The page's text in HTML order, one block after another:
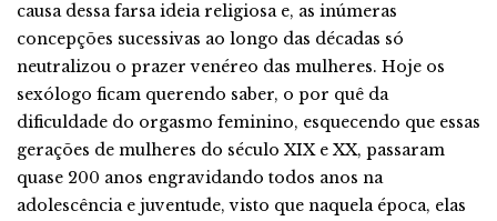
causa dessa farsa ideia religiosa e, as inúmeras
concepções sucessivas ao longo das décadas só
neutralizou o prazer venéreo das mulheres. Hoje os
sexólogo ficam querendo saber, o por quê da
dificuldade do orgasmo feminino, esquecendo que essas
gerações de mulheres do século XIX e XX, passaram
quase 200 anos engravidando todos anos na
adolescência e juventude, visto que naquela época, elas